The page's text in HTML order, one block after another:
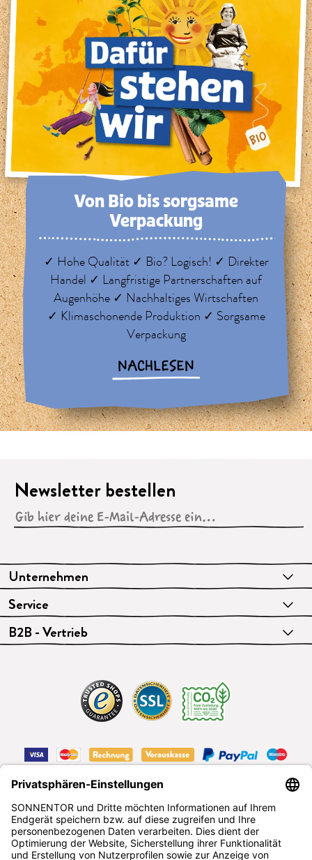
Von Bio bis sorg­same
Verpackung
✓ Hohe Qualität ✓ Bio? Logisch! ✓ Direkter
Handel ✓ Langfristige Partnerschaften auf
Augenhöhe ✓ Nachhaltiges Wirtschaften
✓ Klimaschonende Produktion ✓ Sorgsame
Verpackung
NACHLESEN
Unternehmen
Service
B2B - Vertrieb
Newsletter bestellen
Deutsch